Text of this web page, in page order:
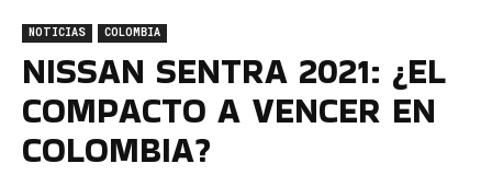
Magazine
NOTICIAS COLOMBIA
NISSAN SENTRA 2021: ¿EL
COMPACTO A VENCER EN
COLOMBIA?